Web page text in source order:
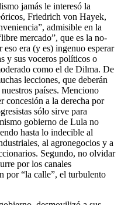
jamás le interesó la
Friedrich von Hayek,
admisible en la
mercado”, que es la no-
era (y es) ingenuo esperar
y sus voceros políticos o
como el de Dilma. De
lecciones, que deberán
países. Menciono
concesión a la derecha por
sólo sirve para
gobierno de Lula no
hasta lo indecible al
al agronegocios y a
Segundo, no olvidar
por los canales
por “la calle”, el turbulento